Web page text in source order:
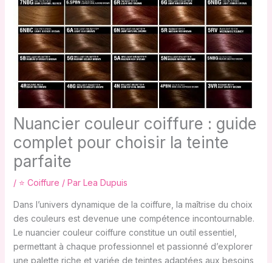
Nuancier couleur coiffure : guide
complet pour choisir la teinte
parfaite
/ ⭐ Coiffure / Par Lea Dupuis
Dans l’univers dynamique de la coiffure, la maîtrise du choix
des couleurs est devenue une compétence incontournable.
Le nuancier couleur coiffure constitue un outil essentiel,
permettant à chaque professionnel et passionné d’explorer
une palette riche et variée de teintes adaptées aux besoins